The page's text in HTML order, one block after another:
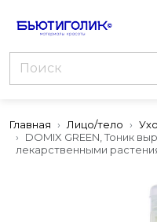
Главная Лицо/тело
DOMIX GREEN, Тоник
лекарственными